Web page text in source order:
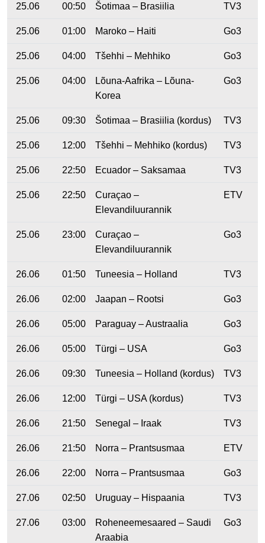
25.06 00:50 Šotimaa – Brasiilia TV3
25.06 01:00 Maroko – Haiti Go3
25.06 04:00 Tšehhi – Mehhiko Go3
25.06 04:00
Lõuna-Aafrika – Lõuna-
Korea
Go3
25.06 09:30 Šotimaa – Brasiilia (kordus) TV3
25.06 12:00 Tšehhi – Mehhiko (kordus) TV3
25.06 22:50 Ecuador – Saksamaa TV3
25.06 22:50
Curaçao –
Elevandiluurannik
ETV
25.06 23:00
Curaçao –
Elevandiluurannik
Go3
26.06 01:50 Tuneesia – Holland TV3
26.06 02:00 Jaapan – Rootsi Go3
26.06 05:00 Paraguay – Austraalia Go3
26.06 05:00 Türgi – USA Go3
26.06 09:30 Tuneesia – Holland (kordus) TV3
26.06 12:00 Türgi – USA (kordus) TV3
26.06 21:50 Senegal – Iraak TV3
26.06 21:50 Norra – Prantsusmaa ETV
26.06 22:00 Norra – Prantsusmaa Go3
27.06 02:50 Uruguay – Hispaania TV3
27.06 03:00
Roheneemesaared – Saudi
Araabia
Go3